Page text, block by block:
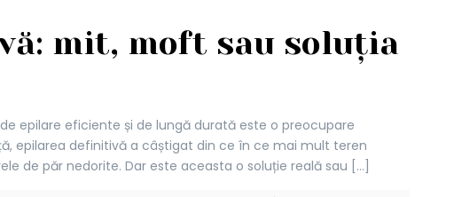
mit, moft sau soluția
epilare eficiente și de lungă durată este o preocupare
epilarea definitivă a câștigat din ce în ce mai mult teren
de păr nedorite. Dar este aceasta o soluție reală sau […]